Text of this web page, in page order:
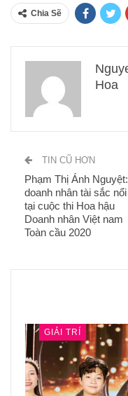
Chia Sẽ
Hoa
TIN CŨ HƠN
Phạm Thị Ánh
doanh nhân tài sắc
tại cuộc thi Hoa hậu
Doanh nhân Việt nam
Toàn cầu 2020
GIẢI TRÍ